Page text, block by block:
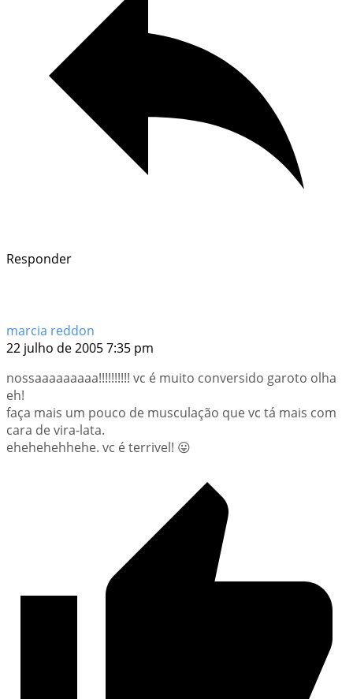
Responder
marcia reddon
22 julho de 2005 7:35 pm
nossaaaaaaaaa!!!!!!!!!! vc é muito conversido garoto olha
eh!
faça mais um pouco de musculação que vc tá mais com
cara de vira-lata.
ehehehehhehe. vc é terrivel! 😛